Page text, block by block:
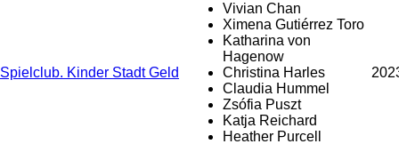
Spielclub. Kinder Stadt Geld
Vivian Chan
Ximena Gutiérrez Toro
Katharina von
Hagenow
Christina Harles
Claudia Hummel
Zsófia Puszt
Katja Reichard
Heather Purcell